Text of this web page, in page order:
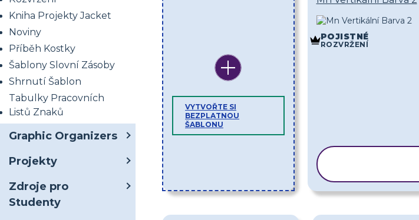
Kniha Projekty Jacket
Noviny
Příběh Kostky
Šablony Slovní Zásoby
Shrnutí Šablon
Tabulky Pracovních
Listů Znaků
Graphic Organizers
Projekty
Zdroje pro
Studenty
VYTVOŘTE SI
BEZPLATNOU
ŠABLONU
POJISTNÉ
ROZVRŽENÍ